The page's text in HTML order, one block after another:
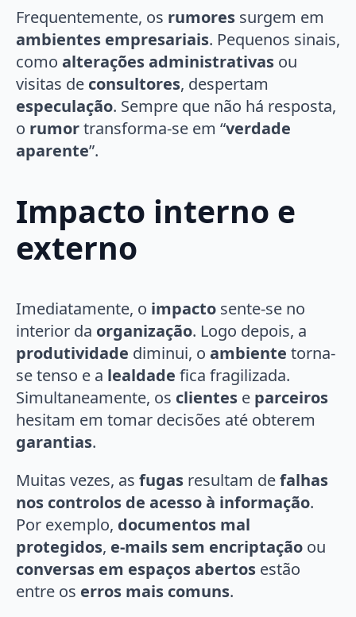
Frequentemente, os rumores surgem em
ambientes empresariais. Pequenos sinais,
como alterações administrativas ou
visitas de consultores, despertam
especulação. Sempre que não há resposta,
o rumortransforma-se em “verdade
aparente”.
Impacto interno e
externo
Imediatamente, o impacto sente-se no
interior da organização. Logo depois, a
produtividade diminui, o ambiente torna-
se tenso e a lealdade fica fragilizada.
Simultaneamente, os clientes e parceiros
hesitam em tomar decisões até obterem
garantias.
Muitas vezes, as fugas resultam defalhas
nos controlos de acesso à informação.
Por exemplo, documentos mal
protegidos, e-mails sem encriptação ou
conversas em espaços abertos estão
entre os erros mais comuns.